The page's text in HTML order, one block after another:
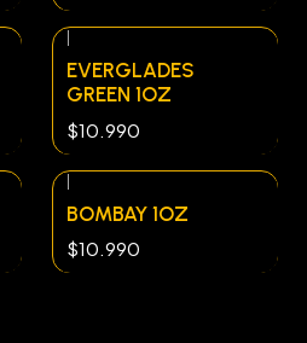
EVERGLADES
GREEN 1OZ
$10.990
|
BOMBAY 1OZ
$10.990